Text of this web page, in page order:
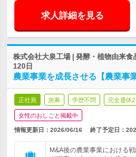
求人詳細を見る
株式会社大泉工場 | 発酵・植物由来
120日
農業事業を成長させる【農業
正社員 急募 学歴不問 完全週休2
女性のおしごと掲載中
情報更新日：2026/06/16 終了予定日：
M&A後の農業事業における